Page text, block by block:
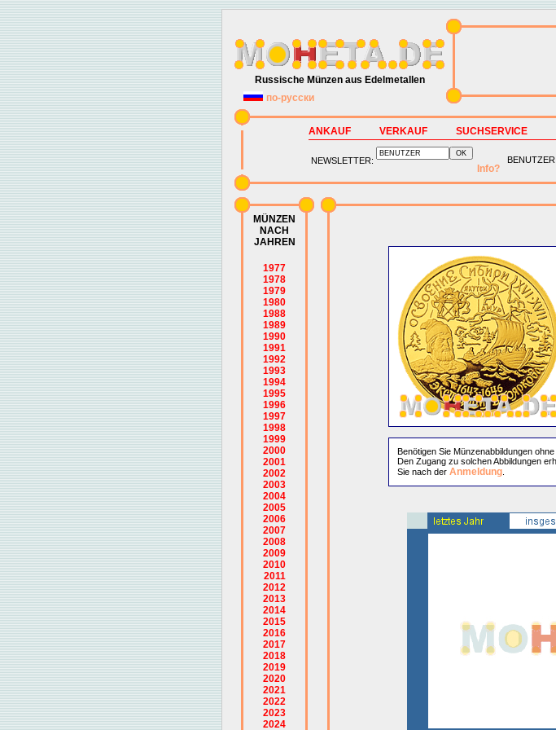
Russische Münzen aus Edelmetallen
по-русски
ANKAUF VERKAUF SUCHSERVICE
NEWSLETTER:
Info?
BENUTZER:
MÜNZEN
NACH
JAHREN
1977
1978
1979
1980
1988
1989
1990
1991
1992
1993
1994
1995
1996
1997
1998
1999
2000
2001
2002
2003
2004
2005
2006
2007
2008
2009
2010
2011
2012
2013
2014
2015
2016
2017
2018
2019
2020
2021
2022
2023
2024
Benötigen Sie Münzenabbildungen ohne
Den Zugang zu solchen Abbildungen
Sie nach der Anmeldung.